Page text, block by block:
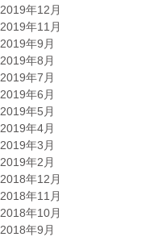
2019年12月
2019年11月
2019年9月
2019年8月
2019年7月
2019年6月
2019年5月
2019年4月
2019年3月
2019年2月
2018年12月
2018年11月
2018年10月
2018年9月